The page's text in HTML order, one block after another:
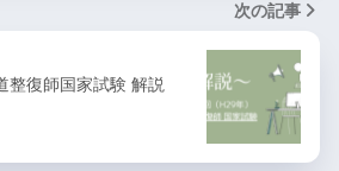
次の記事
整復師国家試験 解説